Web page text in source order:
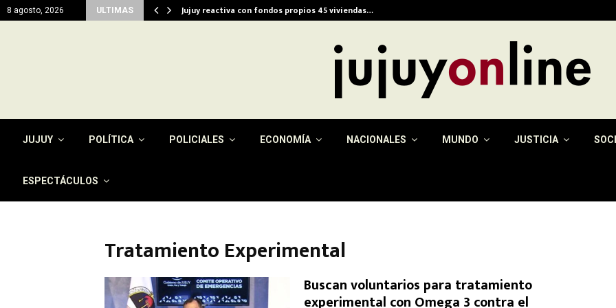
8 agosto, 2026 ULTIMAS Jujuy reactiva con fondos propios 45 viviendas…
JUJUY POLÍTICA POLICIALES ECONOMÍA NACIONALES MUNDO JUSTICIA
ESPECTÁCULOS
Tratamiento Experimental
Buscan voluntarios para tratamiento
experimental con Omega 3 contra el